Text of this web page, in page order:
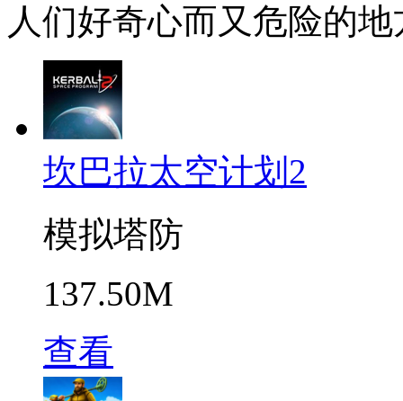
人们好奇心而又危险的
坎巴拉太空计划2
模拟塔防
137.50M
查看